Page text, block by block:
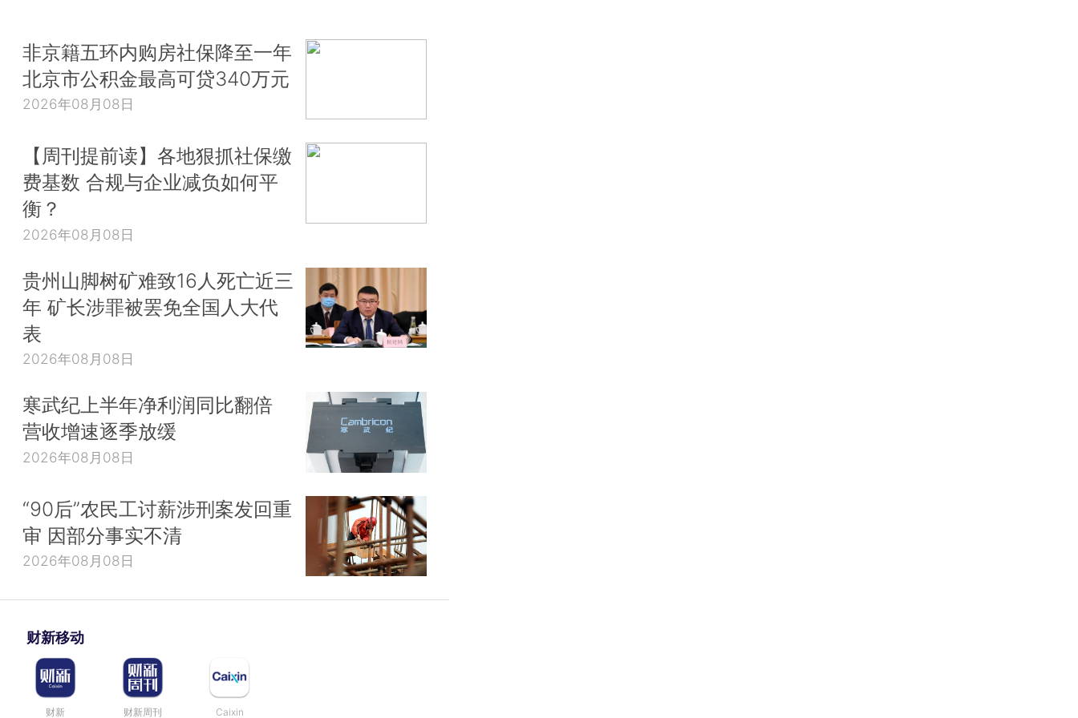
非京籍五环内购房社保降至一年
北京市公积金最高可贷340万元
2026年08月08日
【周刊提前读】各地狠抓社保缴
费基数 合规与企业减负如何平
衡？
2026年08月08日
贵州山脚树矿难致16人死亡近三
年 矿长涉罪被罢免全国人大代
表
2026年08月08日
寒武纪上半年净利润同比翻倍
营收增速逐季放缓
2026年08月08日
“90后”农民工讨薪涉刑案发回重
审 因部分事实不清
2026年08月08日
财新移动
财新 财新周刊 Caixin